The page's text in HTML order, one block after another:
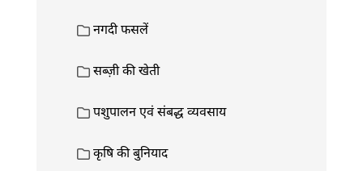
नगदी फसलें
सब्ज़ी की खेती
पशुपालन एवं संबद्ध व्यवसाय
कृषि की बुनियाद